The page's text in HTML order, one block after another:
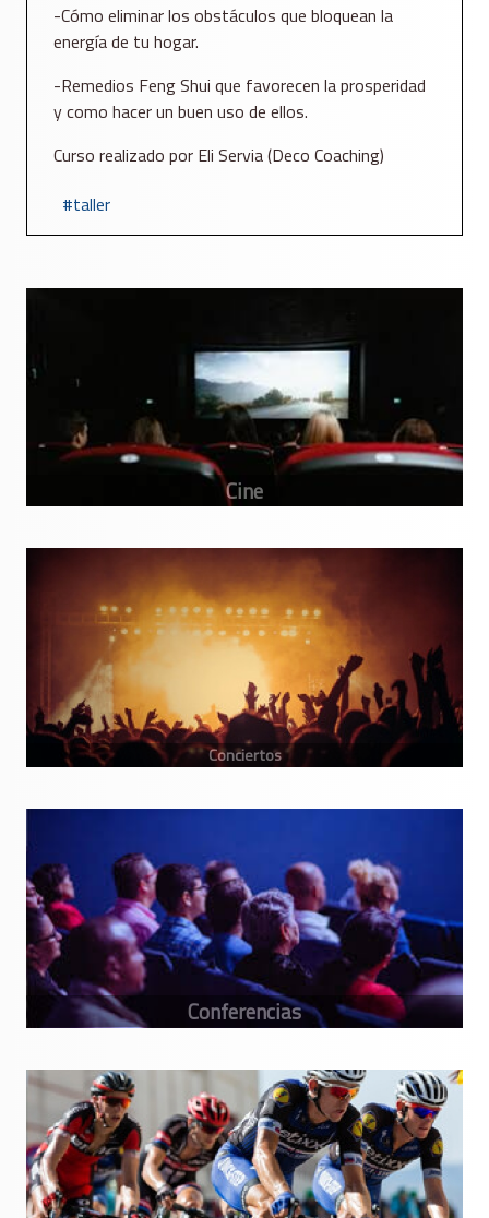
-Cómo eliminar los obstáculos que bloquean la
energía de tu hogar.
-Remedios Feng Shui que favorecen la prosperidad
y como hacer un buen uso de ellos.
Curso realizado por Eli Servia (Deco Coaching)
taller